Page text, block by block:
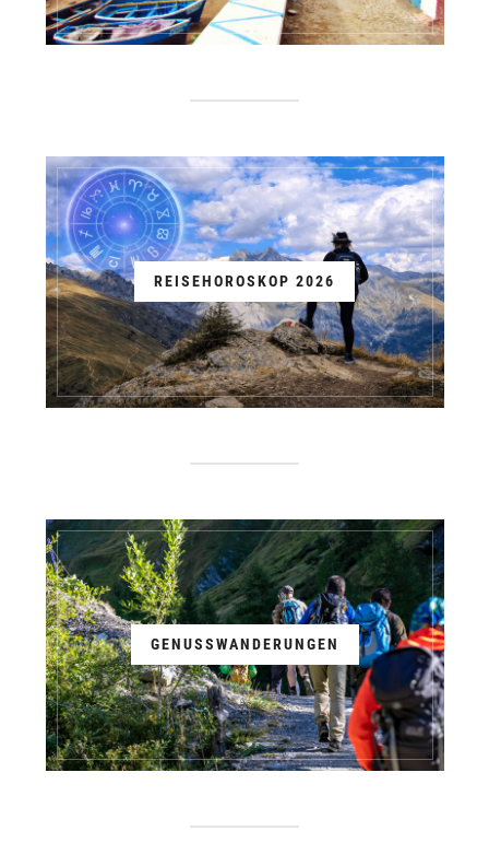
REISEHOROSKOP 2026
GENUSSWANDERUNGEN